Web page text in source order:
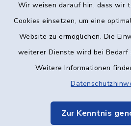
Wir weisen darauf hin, dass wir
Cookies einsetzen, um eine
Website zu ermöglichen. Die
weiterer Dienste wird bei Bedarf
Weitere Informationen
Zur Kenntnis
Elektronische
Sitemap
Cookie-